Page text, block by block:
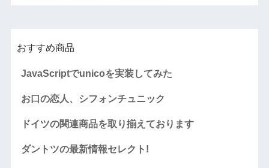
おすすめ商品
JavaScriptでunicoを実装してみた
お口の恋人、シフォンチュニック
ドイツの関連商品を取り揃えております
ダントツの最新情報セレクト!